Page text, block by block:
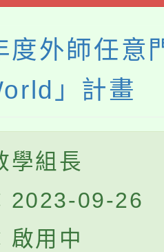
度外師任意
」計畫
學組長
2023-09-26
啟用中